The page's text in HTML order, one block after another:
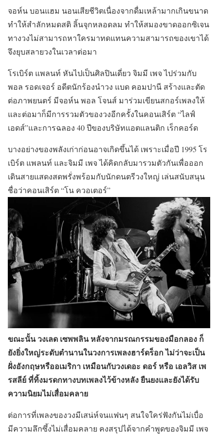
จอห์น บอนแฮม นอนเสียชีวิตเนื่องจากดื่มเหล้ามากเกินขนาด
ทำให้สำลักหมดสติ ลิ้นจุกหลอดลม ทำให้สมองขาดออกซิเจน
ทางวงไม่สามารถหาใครมาทดแทนความสามารถของเขาได้
จึงยุบสลายวงในเวลาต่อมา
โรเบิร์ต แพลนท์ หันไปเป็นศิลปินเดี่ยว จิมมี เพจ ไปร่วมกับ
พอล รอดเจอร์ อดีตนักร้องนำวง แบด คอมปานี สร้างและตัด
ต่อภาพยนตร์ มีจอห์น พอล โจนส์ มาร่วมเขียนสกอร์เพลงให้
และต่อมาก็มีการรวมตัวของวงอีกครั้งในคอนเสิร์ต “ไลฟ์
เอดส์”และการฉลอง 40 ปีของบริษัทแอตแลนติก เร็กคอร์ด
บางอย่างของพลังเก่าก่อนอาจเกิดขึ้นได้ เพราะเมื่อปี 1995 โร
เบิร์ต แพลนท์ และจิมมี เพจ ได้คิดกลับมารวมตัวกันเพื่อออก
เดินสายแสดงสดพรั่งพร้อมกับนักดนตรีวงใหญ่ เล่นสนับสนุน
ชื่อว่าคอนเสิร์ต “โน ควอเตอร์”
ขณะนั้น วงเลด เซพพลิน หลังจากมรณกรรมของมือกลอง ก็
ยังยิ่งใหญ่ระดับตำนานในวงการเพลงฮาร์ดร็อก ไม่ว่าจะเป็น
ฝั่งอังกฤษหรืออเมริกา เหมือนกับวงเดอะ ดอร์ หรือ เอลวิส เพ
รสลีย์ ที่ทิ้งมรดกทางบทเพลงไว้ข้างหลัง ยืนยงและยังได้รับ
ความนิยมไม่เสื่อมคลาย
ต่อการที่เพลงของวงมีเสน่ห์จนแฟนๆ สนใจใคร่ฟังกันไม่เบื่อ
มีความลึกซึ้งไม่เสื่อมคลาย คงสรุปได้จากคำพูดของจิมมี เพจ